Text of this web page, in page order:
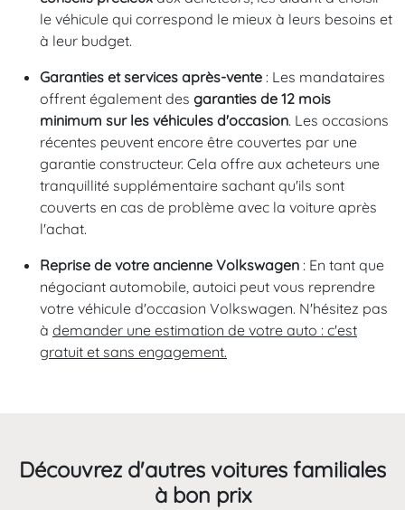
le véhicule qui correspond le mieux à leurs besoins et
à leur budget.
Garanties et services après-vente : Les mandataires
offrent également des garanties de 12 mois
minimum sur les véhicules d'occasion. Les occasions
récentes peuvent encore être couvertes par une
garantie constructeur. Cela offre aux acheteurs une
tranquillité supplémentaire sachant qu'ils sont
couverts en cas de problème avec la voiture après
l'achat.
Reprise de votre ancienne Volkswagen : En tant que
négociant automobile, autoici peut vous reprendre
votre véhicule d'occasion Volkswagen. N'hésitez pas
à demander une estimation de votre auto : c'est
gratuit et sans engagement.
Découvrez d'autres voitures familiales
à bon prix